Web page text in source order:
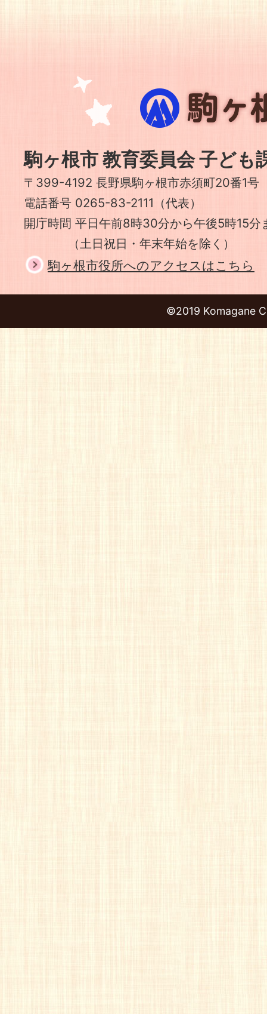
駒
ヶ
市
駒ヶ根市 教育委員会 子ども
〒399-4192 長野県駒ヶ根市赤須町20番1号
電話番号 0265-83-2111（代表）
開庁時間 平日午前8時30分から午後5時15分
（土日祝日・年末年始を除く）
駒ヶ根市役所へのアクセスはこちら
©2019 Komagane